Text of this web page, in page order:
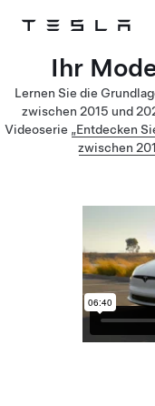
Tesla
Ihr
Lernen Sie die
zwischen 2015 und
Videoserie „Entdecken
zwischen